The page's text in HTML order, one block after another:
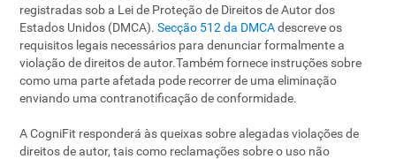
registradas sob a Lei de Proteção de Direitos de Autor dos
Estados Unidos (DMCA).Secção 512 da DMCAdescreve os
requisitos legais necessários para denunciar formalmente a
violação de direitos de autor.Também fornece instruções sobre
como uma parte afetada pode recorrer de uma eliminação
enviando uma contranotificação de conformidade.
A CogniFit responderá às queixas sobre alegadas violações de
direitos de autor, tais como reclamações sobre o uso não